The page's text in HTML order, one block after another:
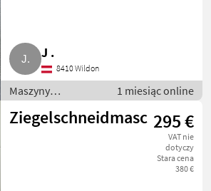
J .
8410 Wildon
Maszyny
budowlane /
Drobny sprzęt
1 miesiąc online
Ziegelschneidmaschine
295 €
VAT nie
dotyczy
Stara cena
380 €